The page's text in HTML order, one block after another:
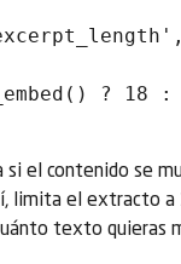
si el contenido se
limita el extracto a
texto quieras